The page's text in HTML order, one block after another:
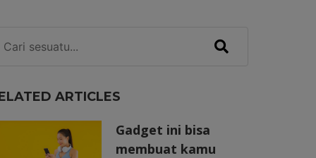
ARTICLES
Gadget ini bisa
membuat kamu